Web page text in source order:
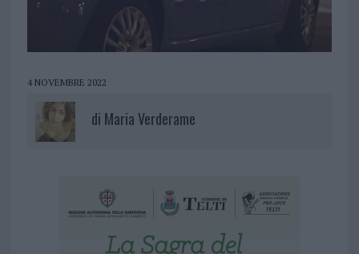
4 NOVEMBRE 2022
di Maria Verderame